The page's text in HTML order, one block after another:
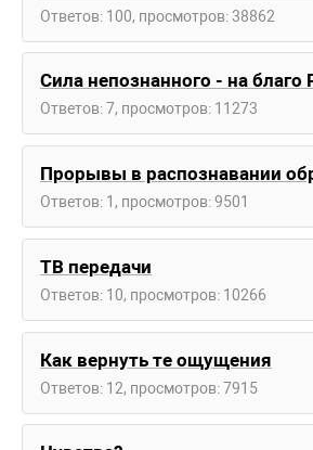
Ответов: 100, просмотров: 38862
Сила непознанного - на благо
Ответов: 7, просмотров: 11273
Прорывы в распознавании
Ответов: 1, просмотров: 9501
ТВ передачи
Ответов: 10, просмотров: 10266
Как вернуть те ощущения
Ответов: 12, просмотров: 7915